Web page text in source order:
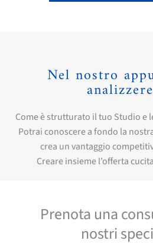
Nel nostro
Come è strutturato il tuo Studio e
Potrai conoscere a fondo la
crea un vantaggio
Creare insieme l’offerta
Prenota una
nostri